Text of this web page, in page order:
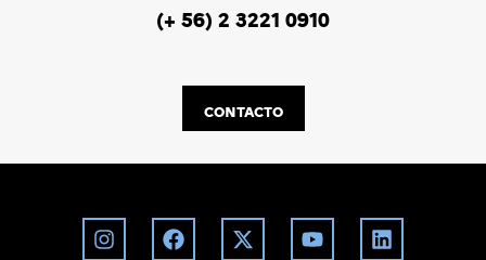
(+ 56) 2 3221 0910
CONTACTO